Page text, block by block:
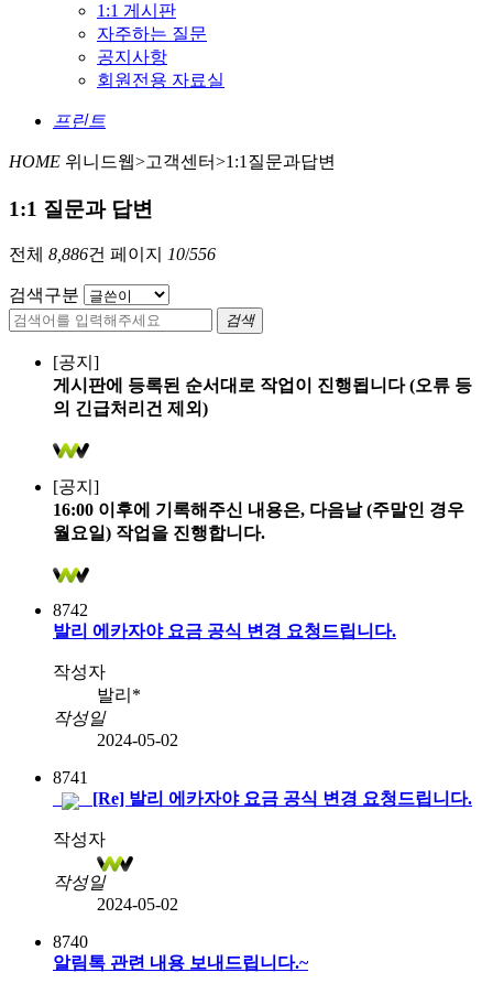
1:1 게시판
자주하는 질문
공지사항
회원전용 자료실
프린트
HOME 위니드웹>고객센터>1:1질문과답변
1:1 질문과 답변
전체 8,886건 페이지 10/556
검색구분
검색
[공지]
게시판에 등록된 순서대로 작업이 진행됩니다 (오류 등
의 긴급처리건 제외)
[공지]
16:00 이후에 기록해주신 내용은, 다음날 (주말인 경우
월요일) 작업을 진행합니다.
8742
발리 에카자야 요금 공식 변경 요청드립니다.
작성자
발리*
작성일
2024-05-02
8741
[Re] 발리 에카자야 요금 공식 변경 요청드립니다.
작성자
작성일
2024-05-02
8740
알림톡 관련 내용 보내드립니다.~